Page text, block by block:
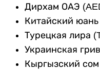
Дирхам ОАЭ
Китайский юань
Турецкая лира
Украинская
Кыргызский сом